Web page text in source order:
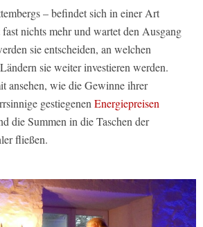
– befindet sich in einer Art
nichts mehr und wartet den Ausgang
sie entscheiden, an welchen
sie weiter investieren werden.
ansehen, wie die Gewinne ihrer
gestiegenen Energiepreisen
die Summen in die Taschen der
fließen.